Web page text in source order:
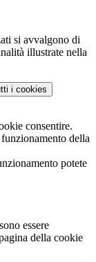
si avvalgono di
illustrate nella
i cookies
consentire.
della
potete
essere
della cookie